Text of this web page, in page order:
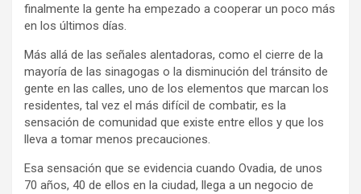
finalmente la gente ha empezado a cooperar un poco más
en los últimos días.
Más allá de las señales alentadoras, como el cierre de la
mayoría de las sinagogas o la disminución del tránsito de
gente en las calles, uno de los elementos que marcan los
residentes, tal vez el más difícil de combatir, es la
sensación de comunidad que existe entre ellos y que los
lleva a tomar menos precauciones.
Esa sensación que se evidencia cuando Ovadia, de unos
70 años, 40 de ellos en la ciudad, llega a un negocio de